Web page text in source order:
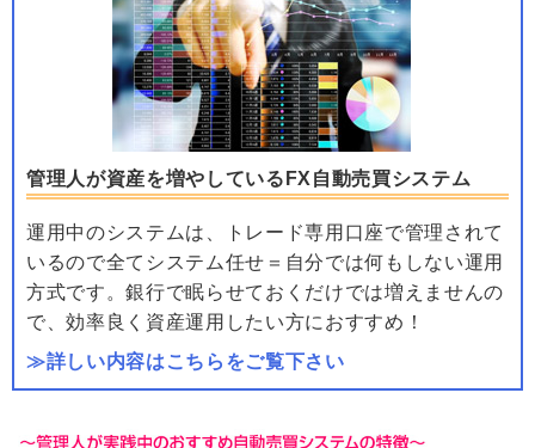
管理人が資産を増やしているFX自動売買システム
運用中のシステムは、トレード専用口座で管理されて
いるので全てシステム任せ＝自分では何もしない運用
方式です。銀行で眠らせておくだけでは増えませんの
で、効率良く資産運用したい方におすすめ！
≫詳しい内容はこちらをご覧下さい